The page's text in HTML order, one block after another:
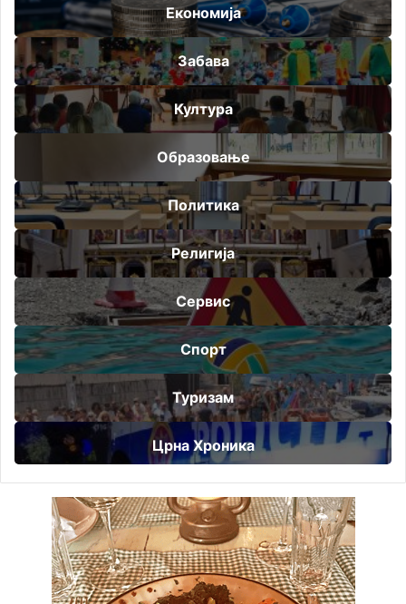
Економија
Забава
Култура
Образовање
Политика
Религија
Сервис
Спорт
Туризам
Црна Хроника